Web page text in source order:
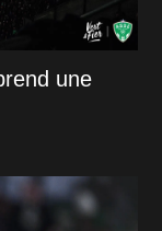
une